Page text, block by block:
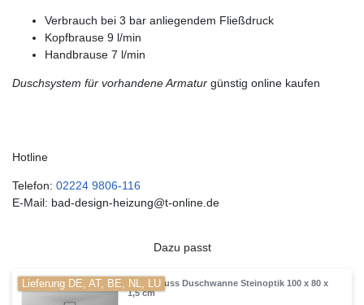
Verbrauch bei 3 bar anliegendem Fließdruck
Kopfbrause 9 l/min
Handbrause 7 l/min
Duschsystem für vorhandene Armatur günstig online kaufen
Hotline
Telefon: 02224 9806-116
E-Mail: bad-design-heizung@t-online.de
Dazu passt
Lieferung DE, AT, BE, NL, LUMineralguss Duschwanne Steinoptik 100 x 80 x
1,5 cm